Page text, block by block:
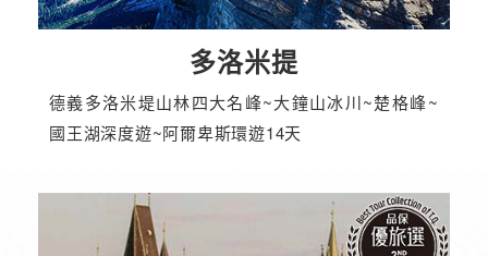
多洛米提
德義多洛米堤山林四大名峰~大鐘山冰川~楚格峰~
國王湖深度遊~阿爾卑斯環遊14天